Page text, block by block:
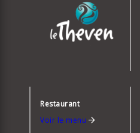
Restaurant
Voir le menu